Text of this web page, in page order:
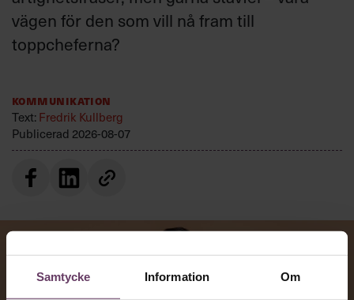
Samtycke Information Om
vägen för den som vill nå fram till
toppcheferna?
Kommunikation
Text:Fredrik Kullberg
Publicerad 2026-08-07